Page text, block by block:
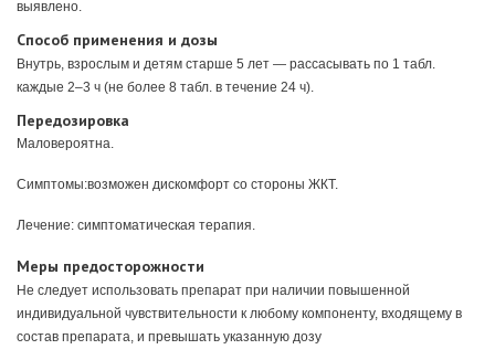
выявлено.
Способ применения и дозы
Внутрь, взрослым и детям старше 5 лет — рассасывать по 1 табл.
каждые 2–3 ч (не более 8 табл. в течение 24 ч).
Передозировка
Маловероятна.
Симптомы:возможен дискомфорт со стороны ЖКТ.
Лечение: симптоматическая терапия.
Меры предосторожности
Не следует использовать препарат при наличии повышенной
индивидуальной чувствительности к любому компоненту, входящему в
состав препарата, и превышать указанную дозу